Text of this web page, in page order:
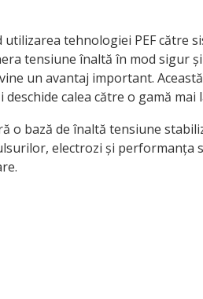
tehnologiei PEF către
tensiune înaltă în mod sigur
un avantaj important.
calea către o gamă
o bază de înaltă tensiune
electrozi și performanța